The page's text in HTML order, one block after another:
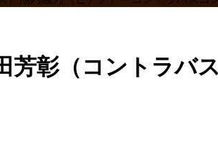
芳彰（コントラバ